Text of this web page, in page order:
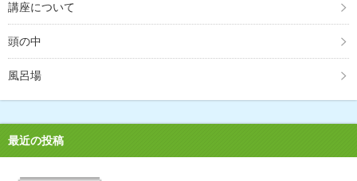
講座について
頭の中
風呂場
最近の投稿